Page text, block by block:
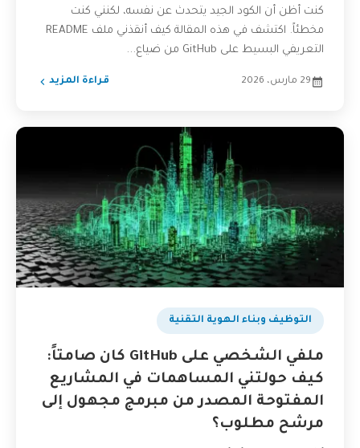
كنت أظن أن الكود الجيد يتحدث عن نفسه، لكنني كنت
مخطئاً. اكتشف في هذه المقالة كيف أنقذني ملف README
التعريفي البسيط على GitHub من ضياع...
29 مارس، 2026 قراءة المزيد
التوظيف وبناء الهوية التقنية
ملفي الشخصي على GitHub كان صامتاً:
كيف حولتني المساهمات في المشاريع
المفتوحة المصدر من مبرمج مجهول إلى
مرشح مطلوب؟